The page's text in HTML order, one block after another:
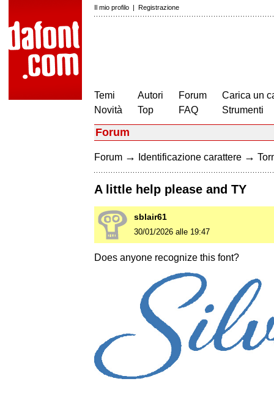
Il mio profilo | Registrazione
Temi
Novità
Autori
Top
Forum
FAQ
Carica un
Strumenti
Forum
Forum → Identificazione carattere →
A little help please and TY
sblair61
30/01/2026 alle 19:47
Does anyone recognize this font?